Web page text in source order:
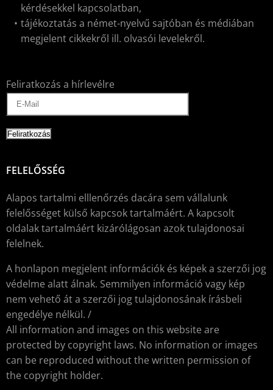
kérdésekkel kapcsolatban,
tájékoztatás a német-nyelvű sajtóban és médiában
megjelent cikkekről ill. olvasói levelekről.
Feliratkozás a hírlevélre
FELELŐSSÉG
Alapos tartalmi elllenőrzés dacára sem vállalunk
felelősséget külső kapcsok tartalmáért. A kapcsolt
oldalak tartalmáért kizárólágosan azok tulajdonosai
felelnek.
A honlapon megjelent információk és képek a szerzői jog
védelme alatt álnak. Semmilyen információ vagy kép
nem vehető át a szerzői jog tulajdonosának írásbeli
engedélye nélkül. /
All information and images on this website are
protected by copyright laws. No information or images
can be reproduced without the written permission of
the copyright holder.